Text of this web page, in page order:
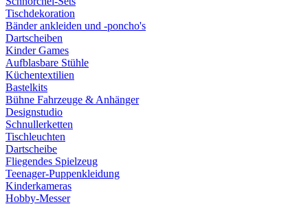
Tischdekoration
Bänder ankleiden und -poncho's
Dartscheiben
Kinder Games
Aufblasbare Stühle
Küchentextilien
Bastelkits
Bühne Fahrzeuge & Anhänger
Designstudio
Schnullerketten
Tischleuchten
Dartscheibe
Fliegendes Spielzeug
Teenager-Puppenkleidung
Kinderkameras
Hobby-Messer